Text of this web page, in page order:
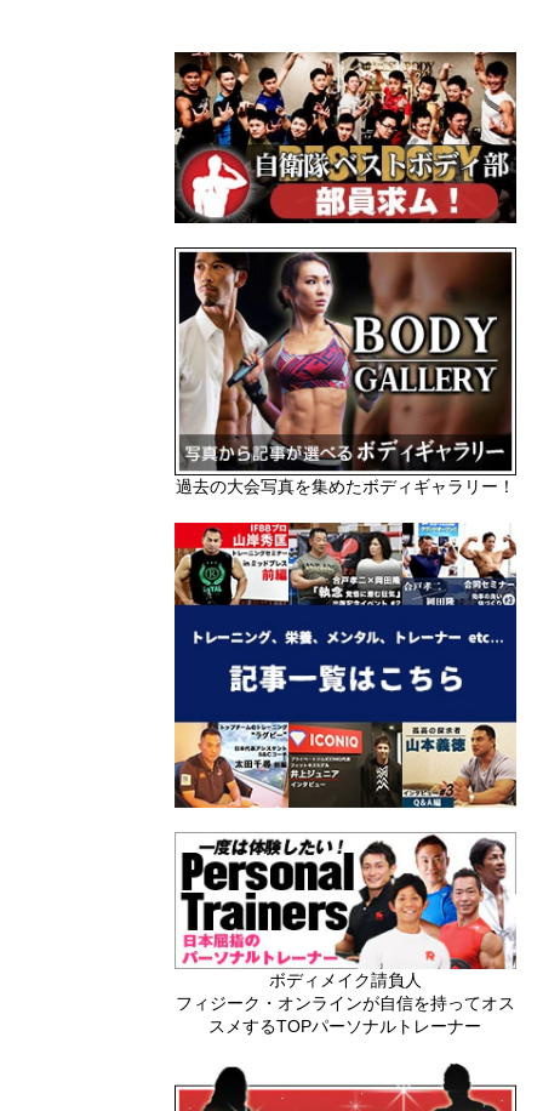
過去の大会写真を集めたボディギャラリー！
ボディメイク請負人
フィジーク・オンラインが自信を持ってオス
スメするTOPパーソナルトレーナー